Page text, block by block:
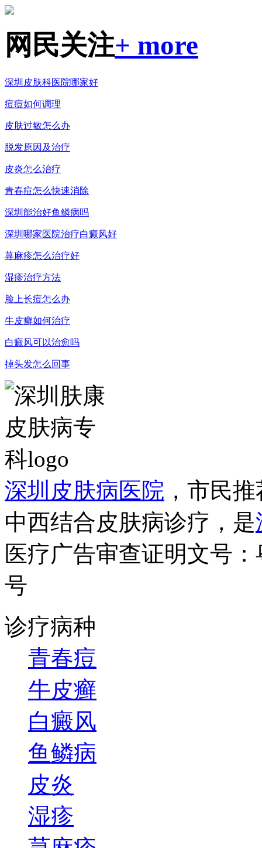
网民关注+ more
深圳皮肤科医院哪家好
痘痘如何调理
皮肤过敏怎么办
脱发原因及治疗
皮炎怎么治疗
青春痘怎么快速消除
深圳能治好鱼鳞病吗
深圳哪家医院治疗白癜风好
荨麻疹怎么治疗好
湿疹治疗方法
脸上长痘怎么办
牛皮癣如何治疗
白癜风可以治愈吗
掉头发怎么回事
深圳皮肤病医院 ，市民
中西结合皮肤病诊疗，是
医疗广告审查证明文号
号
诊疗病种
青春痘
牛皮癣
白癜风
鱼鳞病
皮炎
湿疹